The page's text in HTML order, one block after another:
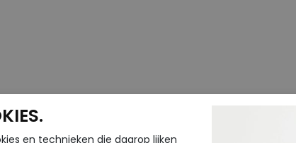
en technieken die daarop lijken